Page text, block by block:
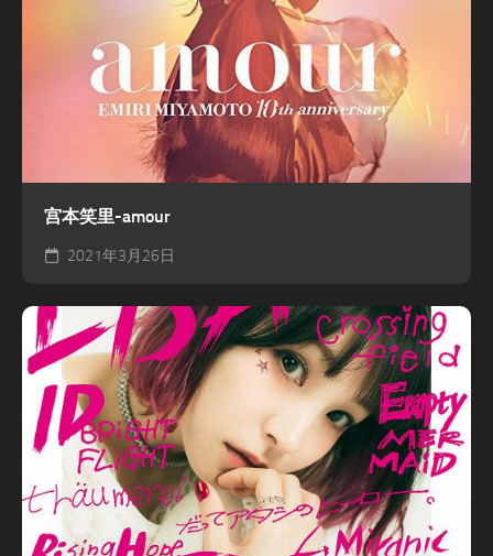
宫本笑里-amour
2021年3月26日